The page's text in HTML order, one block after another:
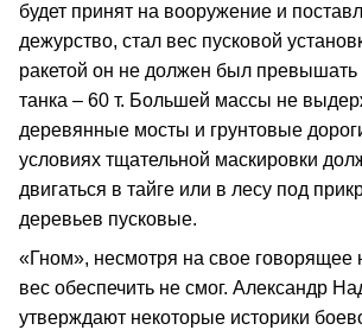
будет принят на вооружение и
дежурство, стал вес пусковой
ракетой он не должен был превышать
танка – 60 т. Большей массы не
деревянные мосты и грунтовые
условиях тщательной маскировки
двигаться в тайге или в лесу под
деревьев пусковые.
«Гном», несмотря на свое говорящее
вес обеспечить не смог. Александр
утверждают некоторые историки